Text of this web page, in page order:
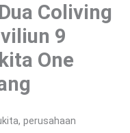
Coliving
9
One
perusahaan